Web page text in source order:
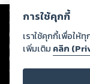
Copyright © 2026
ต่อผลงานหรือเนื้อหาใดที่
ทรัพย์สินทางปัญญาของ
ทุกท่านโปรดใช้วิจารณญ
หนึ่งส่วนใดขัดต่อกฎหมา
ดำเนินการในทันที ทั้งนี้
การใช้คุกกี้
เราใช้คุกกี้เพื่อให้
เพิ่มเติม คลิก